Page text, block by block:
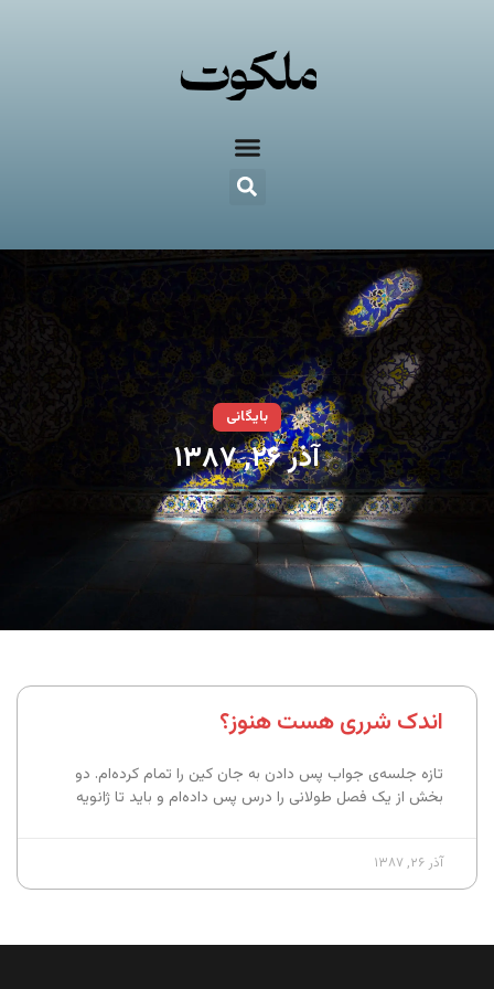
بایگانی
آذر ۲۶, ۱۳۸۷
اندک شرری هست هنوز؟
تازه جلسه‌ی جواب پس دادن به جان کین را تمام کرده‌ام. دو
بخش از یک فصل طولانی را درس پس داده‌ام و باید تا ژانویه
آذر ۲۶, ۱۳۸۷